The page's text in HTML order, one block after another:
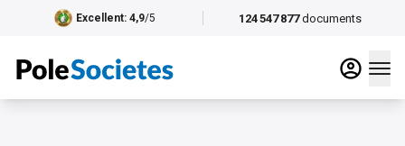
124 547 877 documents
Excellent: 4,9/5